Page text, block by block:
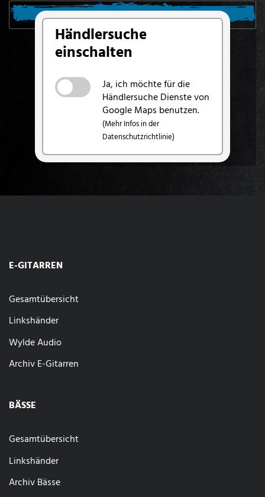
Händlersuche
einschalten
Ja, ich möchte für die
Händlersuche Dienste von
Google Maps benutzen.
(Mehr Infos in der
Datenschutzrichtlinie)
SUCHE VON MEINEM STANDORT AUS
E-GITARREN
Gesamtübersicht
Linkshänder
Wylde Audio
Archiv E-Gitarren
BÄSSE
Gesamtübersicht
Linkshänder
Archiv Bässe